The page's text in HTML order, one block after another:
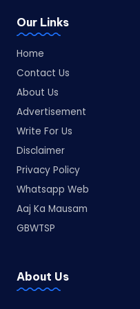
Our Links
Home
Contact Us
About Us
Advertisement
Write For Us
Disclaimer
Privacy Policy
Whatsapp Web
Aaj Ka Mausam
GBWTSP
About Us